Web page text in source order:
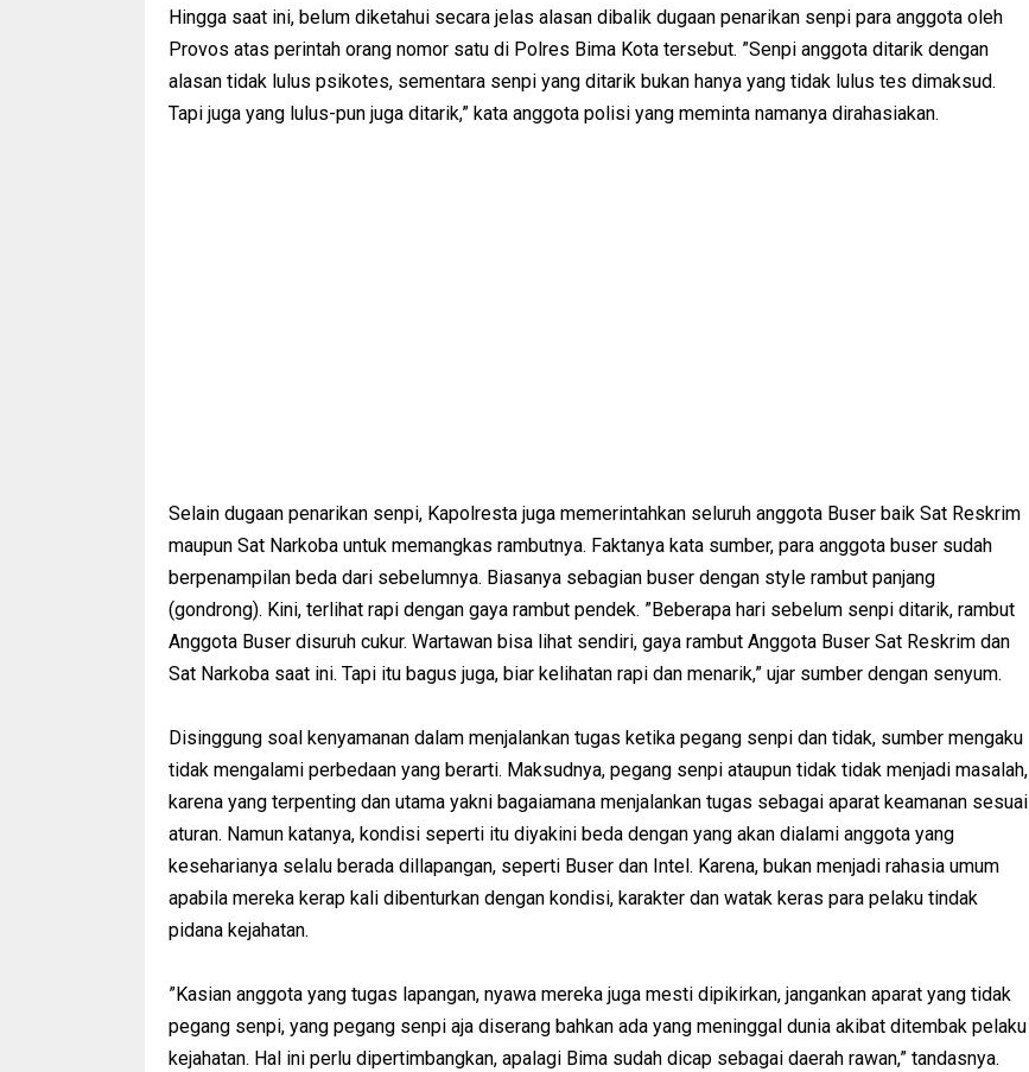
Hingga saat ini, belum diketahui secara jelas alasan dibalik dugaan penarikan senpi para anggota oleh
Provos atas perintah orang nomor satu di Polres Bima Kota tersebut. ”Senpi anggota ditarik dengan
alasan tidak lulus psikotes, sementara senpi yang ditarik bukan hanya yang tidak lulus tes dimaksud.
Tapi juga yang lulus-pun juga ditarik,” kata anggota polisi yang meminta namanya dirahasiakan.
Selain dugaan penarikan senpi, Kapolresta juga memerintahkan seluruh anggota Buser baik Sat Reskrim
maupun Sat Narkoba untuk memangkas rambutnya. Faktanya kata sumber, para anggota buser sudah
berpenampilan beda dari sebelumnya. Biasanya sebagian buser dengan style rambut panjang
(gondrong). Kini, terlihat rapi dengan gaya rambut pendek. ”Beberapa hari sebelum senpi ditarik, rambut
Anggota Buser disuruh cukur. Wartawan bisa lihat sendiri, gaya rambut Anggota Buser Sat Reskrim dan
Sat Narkoba saat ini. Tapi itu bagus juga, biar kelihatan rapi dan menarik,” ujar sumber dengan senyum.
Disinggung soal kenyamanan dalam menjalankan tugas ketika pegang senpi dan tidak, sumber mengaku
tidak mengalami perbedaan yang berarti. Maksudnya, pegang senpi ataupun tidak tidak menjadi masalah,
karena yang terpenting dan utama yakni bagaiamana menjalankan tugas sebagai aparat keamanan sesuai
aturan. Namun katanya, kondisi seperti itu diyakini beda dengan yang akan dialami anggota yang
keseharianya selalu berada dillapangan, seperti Buser dan Intel. Karena, bukan menjadi rahasia umum
apabila mereka kerap kali dibenturkan dengan kondisi, karakter dan watak keras para pelaku tindak
pidana kejahatan.
”Kasian anggota yang tugas lapangan, nyawa mereka juga mesti dipikirkan, jangankan aparat yang tidak
pegang senpi, yang pegang senpi aja diserang bahkan ada yang meninggal dunia akibat ditembak pelaku
kejahatan. Hal ini perlu dipertimbangkan, apalagi Bima sudah dicap sebagai daerah rawan,” tandasnya.